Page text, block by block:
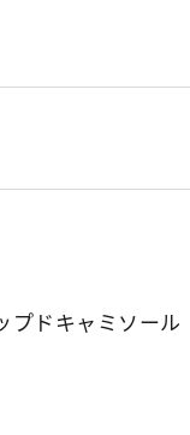
プドキャミソール